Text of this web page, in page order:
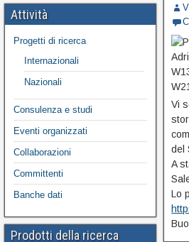
Vi
del
A
Lo
Attività
Progetti di ricerca
Internazionali
Nazionali
Consulenza e studi
Eventi organizzati
Collaborazioni
Committenti
Banche dati
Prodotti della ricerca